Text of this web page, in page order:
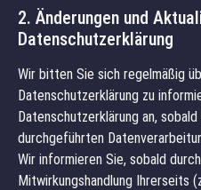
2. Änderungen und
Datenschutzerklärung
Wir bitten Sie sich regelmäßig
Datenschutzerklärung zu
Datenschutzerklärung an,
durchgeführten
Wir informieren Sie, sobald
Mitwirkungshandlung Ihrerseits